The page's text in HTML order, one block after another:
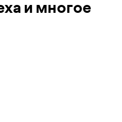
и многое